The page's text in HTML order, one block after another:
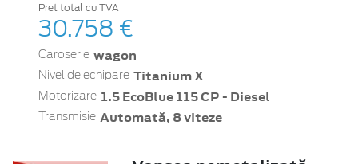
Pret total cu TVA
30.758 €
Caroserie wagon
Nivel de echipare Titanium X
Motorizare 1.5 EcoBlue 115 CP - Diesel
Transmisie Automată, 8 viteze